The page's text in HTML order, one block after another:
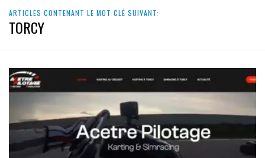
ARTICLES CONTENANT LE MOT CLÉ SUIVANT:
TORCY